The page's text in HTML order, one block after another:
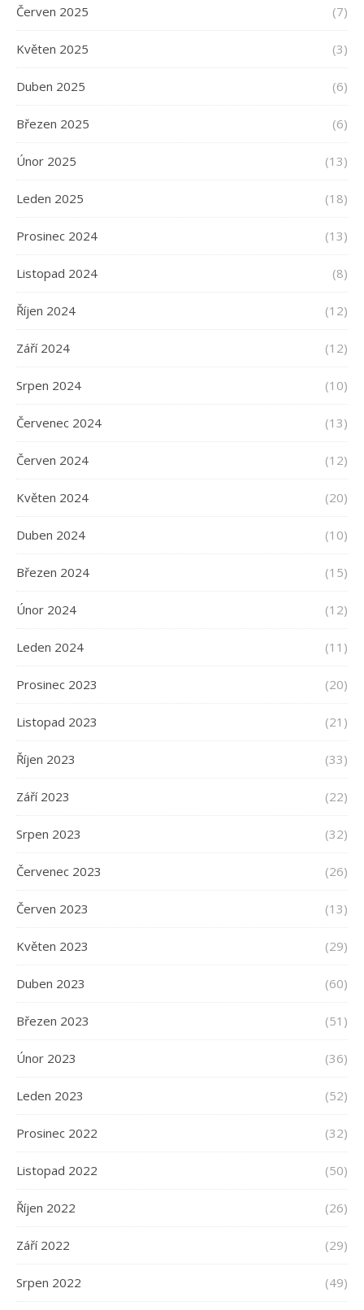
Červen 2025 (7)
Květen 2025 (3)
Duben 2025 (6)
Březen 2025 (6)
Únor 2025 (13)
Leden 2025 (18)
Prosinec 2024 (13)
Listopad 2024 (8)
Říjen 2024 (12)
Září 2024 (12)
Srpen 2024 (10)
Červenec 2024 (13)
Červen 2024 (12)
Květen 2024 (20)
Duben 2024 (10)
Březen 2024 (15)
Únor 2024 (12)
Leden 2024 (11)
Prosinec 2023 (20)
Listopad 2023 (21)
Říjen 2023 (33)
Září 2023 (22)
Srpen 2023 (32)
Červenec 2023 (26)
Červen 2023 (13)
Květen 2023 (29)
Duben 2023 (60)
Březen 2023 (51)
Únor 2023 (36)
Leden 2023 (52)
Prosinec 2022 (32)
Listopad 2022 (50)
Říjen 2022 (26)
Září 2022 (29)
Srpen 2022 (49)